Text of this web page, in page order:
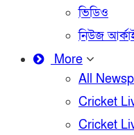
ভিডিও
নিউজ
More
All
Cricket
Cricket